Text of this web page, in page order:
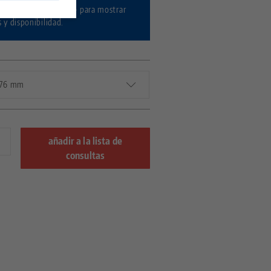
sesión / Registrarse para mostrar
y disponibilidad.
mm
añadir a la lista de
consultas